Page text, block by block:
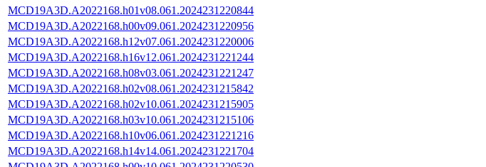
MCD19A3D.A2022168.h01v08.061.2024231220844
MCD19A3D.A2022168.h00v09.061.2024231220956
MCD19A3D.A2022168.h12v07.061.2024231220006
MCD19A3D.A2022168.h16v12.061.2024231221244
MCD19A3D.A2022168.h08v03.061.2024231221247
MCD19A3D.A2022168.h02v08.061.2024231215842
MCD19A3D.A2022168.h02v10.061.2024231215905
MCD19A3D.A2022168.h03v10.061.2024231215106
MCD19A3D.A2022168.h10v06.061.2024231221216
MCD19A3D.A2022168.h14v14.061.2024231221704